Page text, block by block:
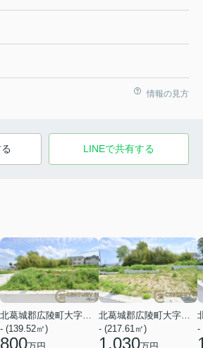
情報の見方
LINEで共有する
北葛城郡広陵町大字三吉
- (139.52㎡)
800
北葛城郡広陵町大字三吉
- (217.61㎡)
1,030
-